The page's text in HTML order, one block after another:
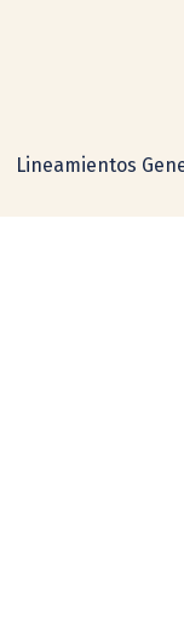
Lineamientos